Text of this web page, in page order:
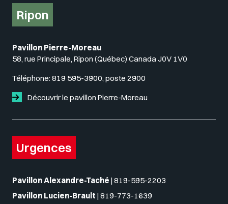
Ripon
Pavillon Pierre-Moreau
58, rue Principale, Ripon (Québec) Canada J0V 1V0
Téléphone: 819 595-3900, poste 2900
Découvrir le pavillon Pierre-Moreau
Urgences
Pavillon Alexandre-Taché | 819-595-2203
Pavillon Lucien-Brault | 819-773-1639